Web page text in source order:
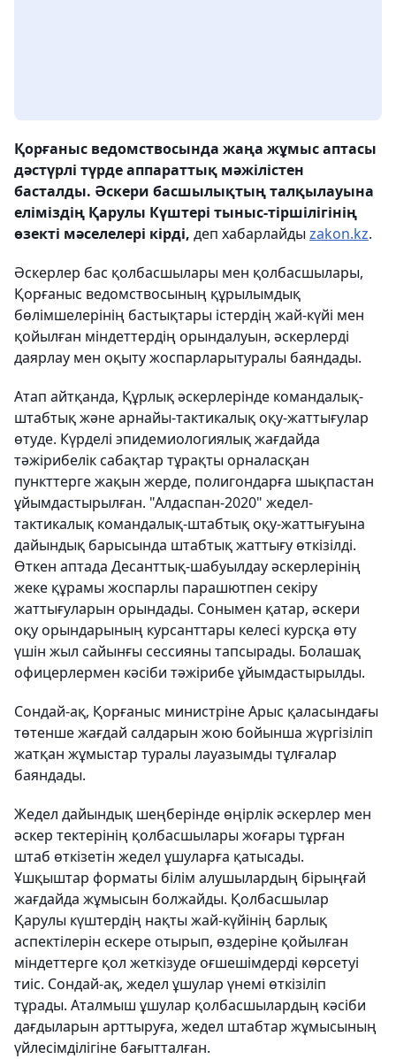
Қорғаныс ведомствосында жаңа жұмыс аптасы
дәстүрлі түрде аппараттық мәжілістен
басталды. Әскери басшылықтың талқылауына
еліміздің Қарулы Күштері тыныс-тіршілігінің
өзекті мәселелері кірді, деп хабарлайды zakon.kz.
Әскерлер бас қолбасшылары мен қолбасшылары,
Қорғаныс ведомствосының құрылымдық
бөлімшелерінің бастықтары істердің жай-күйі мен
қойылған міндеттердің орындалуын, әскерлерді
даярлау мен оқыту жоспарларытуралы баяндады.
Атап айтқанда, Құрлық әскерлерінде командалық-
штабтық және арнайы-тактикалық оқу-жаттығулар
өтуде. Күрделі эпидемиологиялық жағдайда
тәжірибелік сабақтар тұрақты орналасқан
пункттерге жақын жерде, полигондарға шықпастан
ұйымдастырылған. "Алдаспан-2020" жедел-
тактикалық командалық-штабтық оқу-жаттығуына
дайындық барысында штабтық жаттығу өткізілді.
Өткен аптада Десанттық-шабуылдау әскерлерінің
жеке құрамы жоспарлы парашютпен секіру
жаттығуларын орындады. Сонымен қатар, әскери
оқу орындарының курсанттары келесі курсқа өту
үшін жыл сайынғы сессияны тапсырады. Болашақ
офицерлермен кәсіби тәжірибе ұйымдастырылды.
Сондай-ақ, Қорғаныс министріне Арыс қаласындағы
төтенше жағдай салдарын жою бойынша жүргізіліп
жатқан жұмыстар туралы лауазымды тұлғалар
баяндады.
Жедел дайындық шеңберінде өңірлік әскерлер мен
әскер тектерінің қолбасшылары жоғары тұрған
штаб өткізетін жедел ұшуларға қатысады.
Ұшқыштар форматы білім алушылардың бірыңғай
жағдайда жұмысын болжайды. Қолбасшылар
Қарулы күштердің нақты жай-күйінің барлық
аспектілерін ескере отырып, өздеріне қойылған
міндеттерге қол жеткізуде оғшешімдерді көрсетуі
тиіс. Сондай-ақ, жедел ұшулар үнемі өткізіліп
тұрады. Аталмыш ұшулар қолбасшылардың кәсіби
дағдыларын арттыруға, жедел штабтар жұмысының
үйлесімділігіне бағытталған.